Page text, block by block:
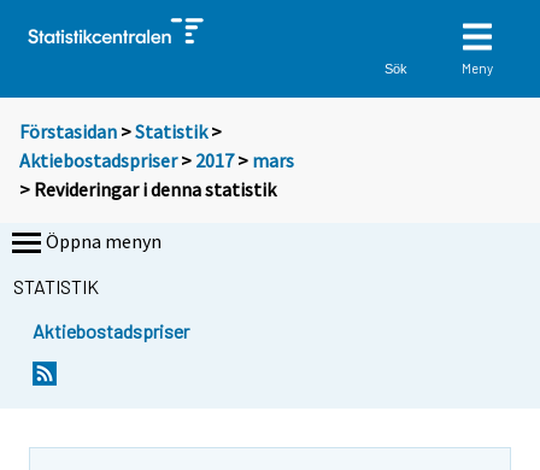
Sök Meny
Förstasidan >Statistik >
Aktiebostadspriser> 2017> mars
> Revideringar i denna statistik
Öppna menyn
STATISTIK
Aktiebostadspriser